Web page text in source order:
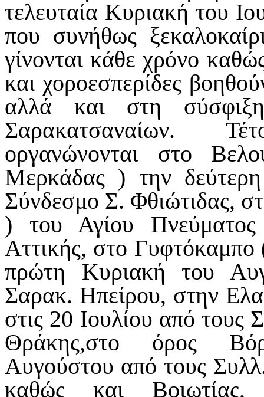
τελευταία Κυριακή του
που συνήθως
γίνονται κάθε χρόνο
και χοροεσπερίδες
αλλά και στη
Σαρακατσαναίων.
οργανώνονται στο
Μερκάδας ) την
Σύνδεσμο Σ. Φθιώτιδας,
) του Αγίου
Αττικής, στο Γυφτόκαμπο
πρώτη Κυριακή του
Σαρακ. Ηπείρου, στην
στις 20 Ιουλίου από
Θράκης,στο όρος
Αυγούστου από τους
καθώς και Βοιωτίας,